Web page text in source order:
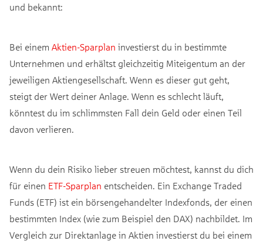
und bekannt:
Bei einem Aktien-Sparplan investierst du in bestimmte
Unternehmen und erhältst gleichzeitig Miteigentum an der
jeweiligen Aktiengesellschaft. Wenn es dieser gut geht,
steigt der Wert deiner Anlage. Wenn es schlecht läuft,
könntest du im schlimmsten Fall dein Geld oder einen Teil
davon verlieren.
Wenn du dein Risiko lieber streuen möchtest, kannst du dich
für einen ETF-Sparplan entscheiden. Ein Exchange Traded
Funds (ETF) ist ein börsengehandelter Indexfonds, der einen
bestimmten Index (wie zum Beispiel den DAX) nachbildet. Im
Vergleich zur Direktanlage in Aktien investierst du bei einem